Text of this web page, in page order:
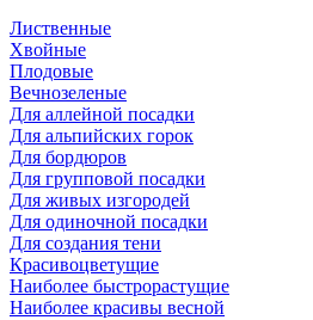
Лиственные
Хвойные
Плодовые
Вечнозеленые
Для аллейной посадки
Для альпийских горок
Для бордюров
Для групповой посадки
Для живых изгородей
Для одиночной посадки
Для создания тени
Красивоцветущие
Наиболее быстрорастущие
Наиболее красивы весной